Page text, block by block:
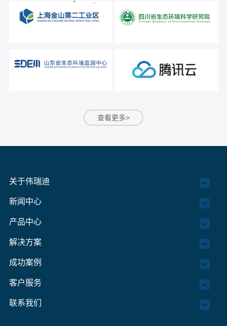
查看更多>
关于伟瑞迪
新闻中心
产品中心
解决方案
成功案例
客户服务
联系我们